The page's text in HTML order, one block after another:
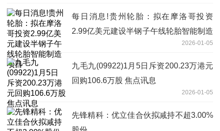
每日消息!贵州轮胎：拟在摩洛哥投资
2.99亿美元建设半钢子午线轮胎智能制造
2026-01-05
九毛九(09922)1月5日斥资200.23万港元
回购106.6万股 焦点讯息
2026-01-05
先锋精科：优立佳合伙拟减持不超3.00%